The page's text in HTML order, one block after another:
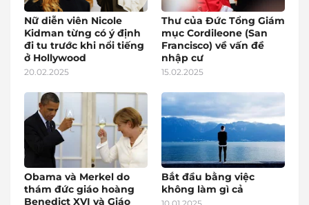
Nữ diễn viên Nicole
Kidman từng có ý định
đi tu trước khi nổi tiếng
ở Hollywood
20.02.2025
Thư của Đức Tổng Giám
mục Cordileone (San
Francisco) về vấn đề
nhập cư
15.02.2025
Obama và Merkel do
thám đức giáo hoàng
Benedict XVI và Giáo
Bắt đầu bằng việc
không làm gì cả